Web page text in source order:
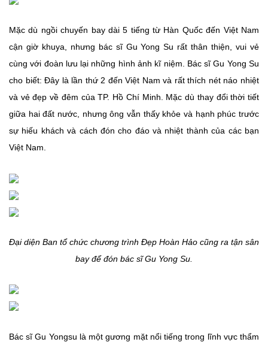
Mặc dù ngồi chuyến bay dài 5 tiếng từ Hàn Quốc đến Việt Nam
cận giờ khuya, nhưng bác sĩ Gu Yong Su rất thân thiện, vui vẻ
cùng với đoàn lưu lại những hình ảnh kĩ niệm. Bác sĩ Gu Yong Su
cho biết: Đây là lần thứ 2 đến Việt Nam và rất thích nét náo nhiệt
và vẻ đẹp về đêm của TP. Hồ Chí Minh. Mặc dù thay đổi thời tiết
giữa hai đất nước, nhưng ông vẫn thấy khỏe và hạnh phúc trước
sự hiếu khách và cách đón cho đáo và nhiệt thành của các bạn
Việt Nam.
Đại diện Ban tổ chức chương trình Đẹp Hoàn Hảo cũng ra tận sân
bay để đón bác sĩ Gu Yong Su.
Bác sĩ Gu Yongsu là một gương mặt nổi tiếng trong lĩnh vực thẩm